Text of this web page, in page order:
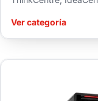
Ver categoría